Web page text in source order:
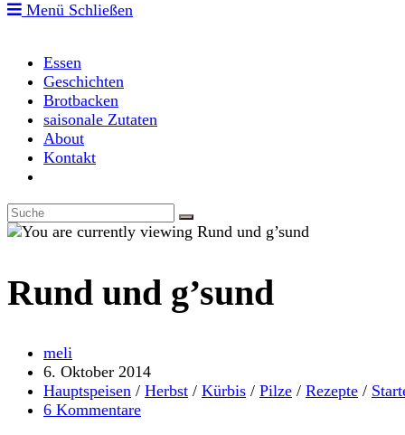
Menü Schließen
Essen
Geschichten
Brotbacken
saisonale Zutaten
About
Kontakt
search
Rund und g’sund
Beitrags-
Autor:
meli
Beitrag
veröffentlicht:
6. Oktober 2014
Beitrags-
Kategorie:
Hauptspeisen / Herbst / Kürbis / Pilze / Rezepte /
Beitrags-
6 Kommentare